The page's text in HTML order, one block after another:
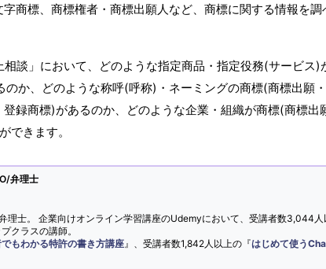
商標、商標権者・商標出願人など、商標に関する情報を調
談」において、どのような指定商品・指定役務(サービス)
か、どのような称呼(呼称)・ネーミングの商標(商標出願
録商標)があるのか、どのような企業・組織が商標(商標出
できます。
弁理士
理士。 企業向けオンライン学習講座のUdemyにおいて、受講者数3,044人
クラスの講師。
もわかる特許の書き方講座 』、受講者数1,842人以上の『はじめて使う